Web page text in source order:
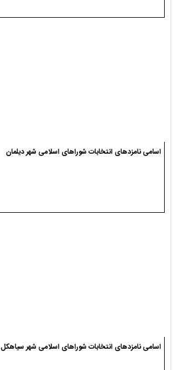
اسامی نامزدهای انتخابات شوراهای اسلامی شهر دیلمان
اسامی نامزدهای انتخابات شوراهای اسلامی شهر سیاهکل